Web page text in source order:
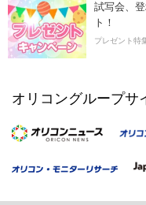
試写会、
ト！
プレゼント特
オリコングループサ